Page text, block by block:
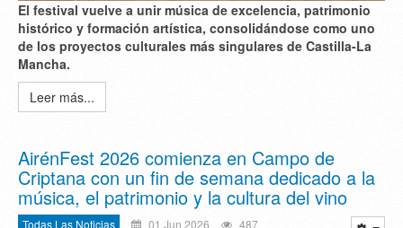
El festival vuelve a unirmúsica de excelencia, patrimonio
histórico y formación artística, consolidándose como uno
de los proyectos culturales más singulares de Castilla-La
Mancha.
Leer más...
AirénFest 2026 comienza en Campo de
Criptana con un fin de semana dedicado a la
música, el patrimonio y la cultura del vino
Todas Las Noticias 01 Jun 2026 487